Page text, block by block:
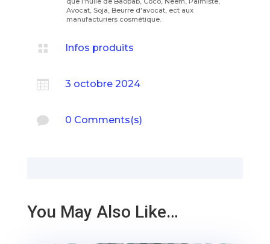
Avocat, Soja, Beurre d'avocat, ect aux
manufacturiers cosmétique.
 Infos produits
 3 octobre 2024
 0 Comments(s)
You May Also Like…